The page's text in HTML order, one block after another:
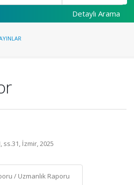
Detaylı Arama
ss.31, İzmir, 2025
/ Uzmanlık Raporu